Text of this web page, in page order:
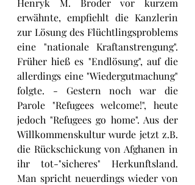
erwähnte, empfiehlt die Kanzlerin
zur Lösung des Flüchtlingsproblems
eine "nationale Kraftanstrengung".
Früher hieß es "Endlösung", auf die
allerdings eine "Wiedergutmachung"
folgte. - Gestern noch war die
Parole "Refugees welcome!", heute
jedoch "Refugees go home". Aus der
Willkommenskultur wurde jetzt z.B.
die Rückschickung von Afghanen in
ihr tot-"sicheres" Herkunftsland.
Man spricht neuerdings wieder von